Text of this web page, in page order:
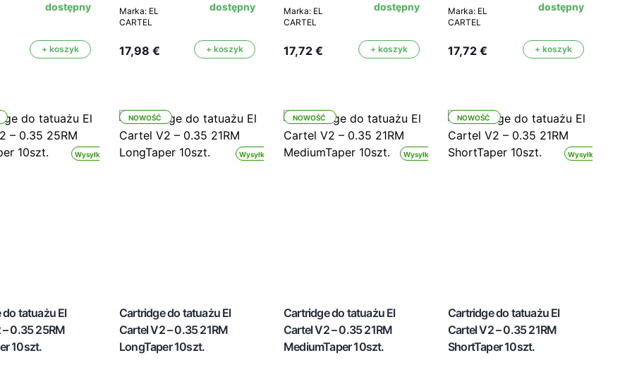
dostępny
+ koszyk
Marka: EL
CARTEL
dostępny
17,98 € + koszyk
Marka: EL
CARTEL
dostępny
17,72 € + koszyk
Marka: EL
CARTEL
dostępny
17,72 € + koszyk
Wysyłka 24h
tatuażu El
– 0.35 25RM
10szt.
Wysyłka 24h
NOWOŚĆ
Cartridge do tatuażu El
Cartel V2 – 0.35 21RM
LongTaper 10szt.
Wysyłka 24h
NOWOŚĆ
Cartridge do tatuażu El
Cartel V2 – 0.35 21RM
MediumTaper 10szt.
Wysyłka 24h
NOWOŚĆ
Cartridge do tatuażu El
Cartel V2 – 0.35 21RM
ShortTaper 10szt.